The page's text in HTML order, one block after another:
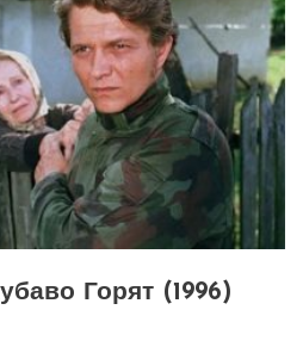
Горят (1996)